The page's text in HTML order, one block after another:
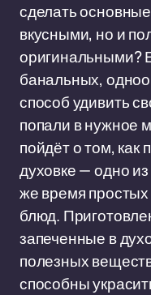
сделать
вкусными, но и
оригинальными?
банальных,
способ удивить
попали в нужное
пойдёт о том, как
духовке — одно
же время
блюд.
запеченные в
полезных
способны